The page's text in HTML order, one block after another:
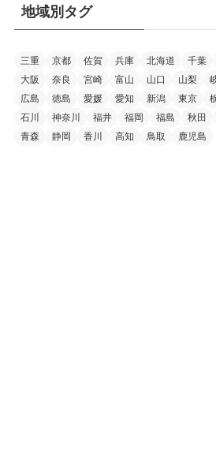
地域別タグ
三重 京都 佐賀 兵庫 北海道 千葉
大阪
奈良 宮崎 富山 山口 山梨
広島
徳島 愛媛 愛知 新潟 東京
石川
神奈川 福井 福岡 福島 秋田
青森
静岡 香川 高知 鳥取 鹿児島